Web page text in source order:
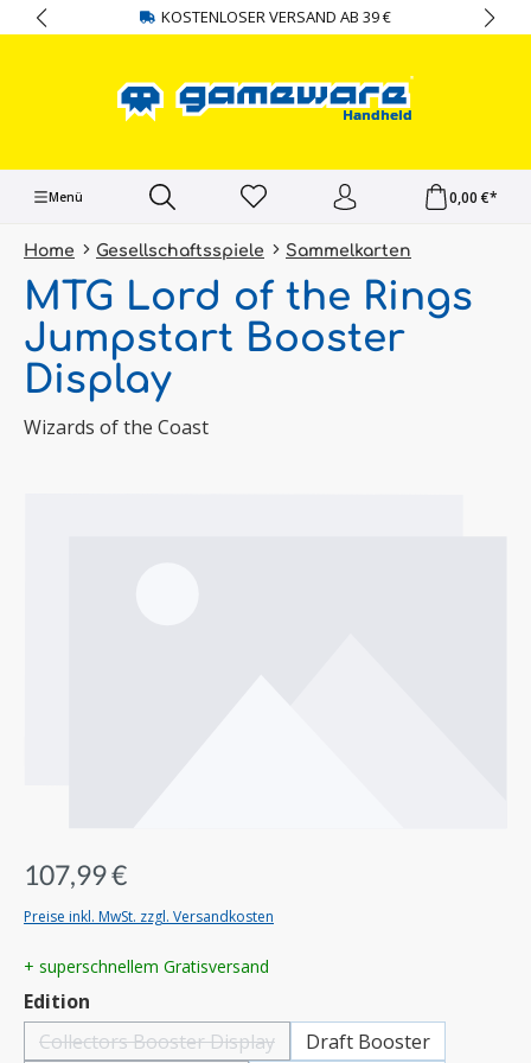
springen KOSTENLOSER VERSAND AB 39 €
Menü 0,00 €*
Home Gesellschaftsspiele Sammelkarten
MTG Lord of the Rings
Jumpstart Booster
Display
Wizards of the Coast
107,99 €
Preise inkl. MwSt. zzgl. Versandkosten
+ superschnellem Gratisversand
Edition
Collectors Booster Display(Diese Option ist zurzeit nicht verfügbar.)
Draft Booster